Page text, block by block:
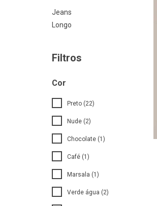
Jeans
Longo
Filtros
Cor
Preto (22)
Nude (2)
Chocolate (1)
Café (1)
Marsala (1)
Verde água (2)